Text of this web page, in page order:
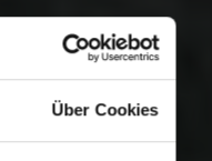
Über Cookies